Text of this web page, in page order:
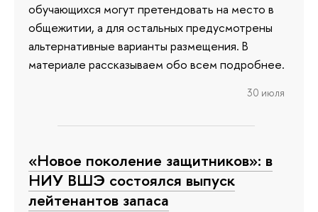
обучающихся могут претендовать на место в
общежитии, а для остальных предусмотрены
альтернативные варианты размещения. В
материале рассказываем обо всем подробнее.
30 июля
«Новое поколение защитников»: в
НИУ ВШЭ состоялся выпуск
лейтенантов запаса